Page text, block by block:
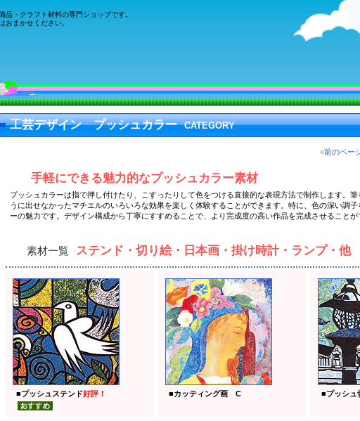
・クラフト材料の専門ショップです。
おまかせください。
工芸デザイン プッシュカラー CATEGORY
«前のペー
手軽にできる魅力的なプッシュカラー素材
プッシュカラーは指で押し付けたり、こすったりして色をつける直接的な表現方法で制作します。
うに出せなかったマチエルのいろいろな効果を楽しく体験することができます。特に、色の深い調
ーの魅力です。デザイン構成から丁寧にすすめることで、より完成度の高い作品を完成させることが
素材一覧 ステンド・切り絵・日本画・掛け時計・ランプ・他
■プッシュステンド好評！ ■カッティング画 C ■プッシュ